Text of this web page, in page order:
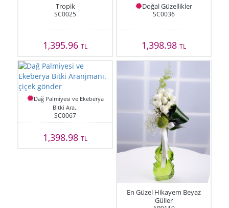
Tropik
SC0025
1,395.96TL
Doğal Güzellikler
SC0036
1,398.98 TL
Dağ Palmiyesi ve Ekeberya
Bitki Ara..
SC0067
1,398.98TL
En Güzel Hikayem Beyaz
Güller